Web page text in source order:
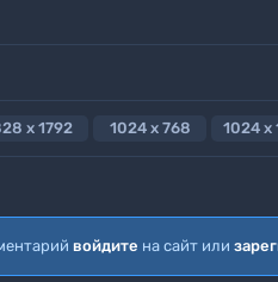
x 1792 1024 x 768 1024 x
войдите на сайт или